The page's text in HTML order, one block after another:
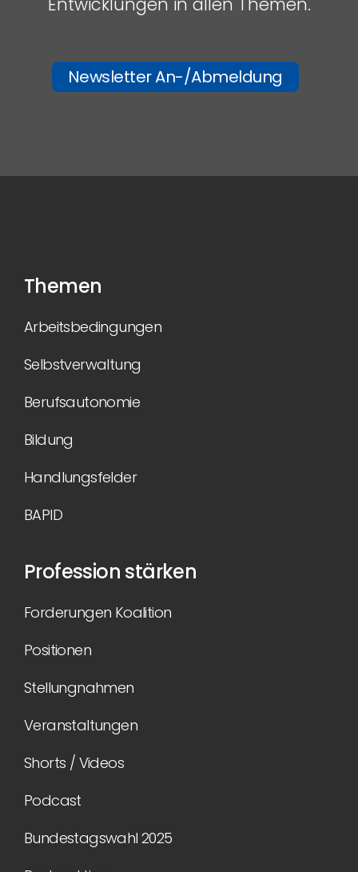
Newsletter An-/Abmeldung
Themen
Arbeitsbedingungen
Selbstverwaltung
Berufsautonomie
Bildung
Handlungsfelder
BAPID
Profession stärken
Forderungen Koalition
Positionen
Stellungnahmen
Veranstaltungen
Shorts / Videos
Podcast
Bundestagswahl 2025